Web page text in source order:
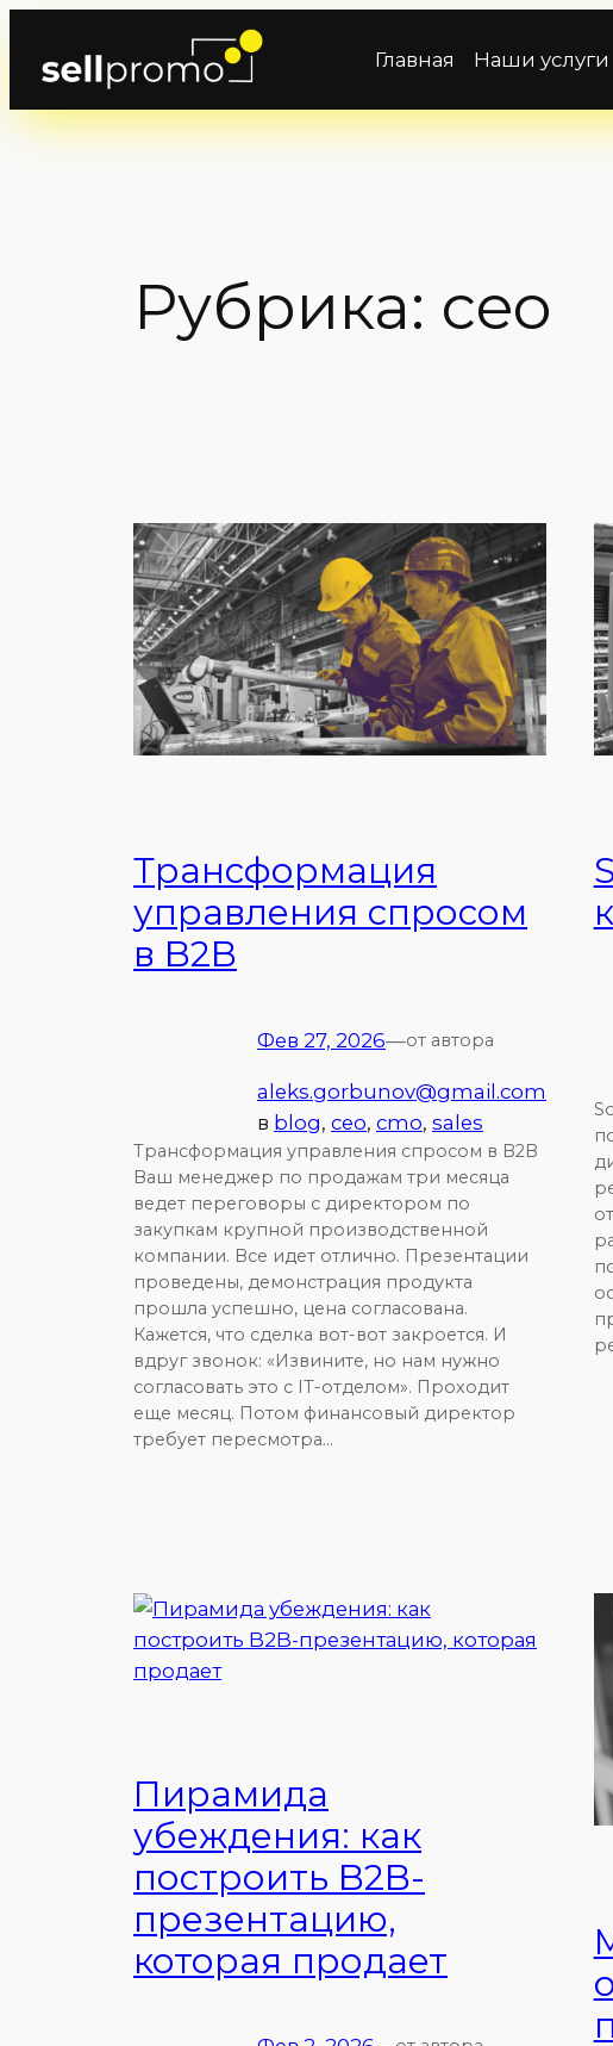
содержимому
Главная Наши услуги
Рубрика: ceo
Трансформация
управления спросом
в B2B
Фев 27, 2026—от автора
aleks.gorbunov@gmail.com
в blog, ceo, cmo, sales
Трансформация управления спросом в B2B
Ваш менеджер по продажам три месяца
ведет переговоры с директором по
закупкам крупной производственной
компании. Все идет отлично. Презентации
проведены, демонстрация продукта
прошла успешно, цена согласована.
Кажется, что сделка вот-вот закроется. И
вдруг звонок: «Извините, но нам нужно
согласовать это с IT-отделом». Проходит
еще месяц. Потом финансовый директор
требует пересмотра…
Пирамида
убеждения: как
построить B2B-
презентацию,
которая продает